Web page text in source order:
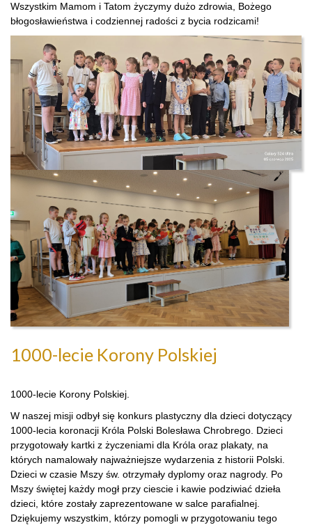
Wszystkim Mamom i Tatom życzymy dużo zdrowia, Bożego
błogosławieństwa i codziennej radości z bycia rodzicami!
1000-lecie Korony Polskiej
1000-lecie Korony Polskiej.
W naszej misji odbył się konkurs plastyczny dla dzieci dotyczący
1000-lecia koronacji Króla Polski Bolesława Chrobrego. Dzieci
przygotowały kartki z życzeniami dla Króla oraz plakaty, na
których namalowały najważniejsze wydarzenia z historii Polski.
Dzieci w czasie Mszy św. otrzymały dyplomy oraz nagrody. Po
Mszy świętej każdy mogł przy ciescie i kawie podziwiać dzieła
dzieci, które zostały zaprezentowane w salce parafialnej.
Dziękujemy wszystkim, którzy pomogli w przygotowaniu tego